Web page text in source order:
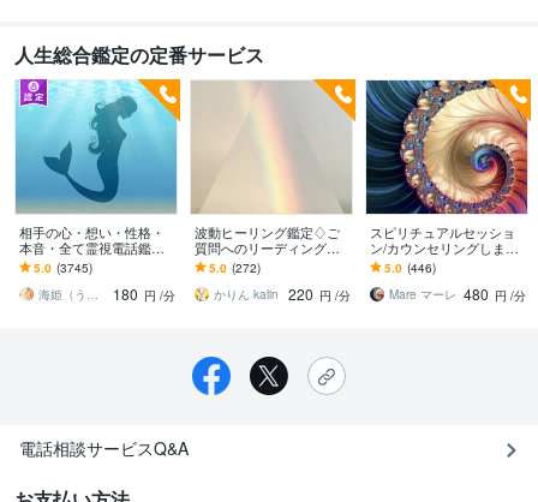
人生総合鑑定の定番サービス
相手の心・想い・性格・
本音・全て霊視電話鑑定
します ☆*:.｡.幸せになる
方向へ導きます*･゜ﾟ･*:.
5.0 (3745)
海姫（うみひめ）
180 円 /分
波動ヒーリング鑑定♢ご
質問へのリーディングも
します ♢波動鑑定＆原因
部分にアプローチします
♢癒し
5.0 (272)
かりん kalin
220 円 /分
スピリチュアルセッショ
ン/カウンセリングします
情報空間と繋がり望む現
実を創る方向性を導くセ
ッションをします
5.0 (446)
Mare マーレ 480 円 /分
電話相談サービスQ&A